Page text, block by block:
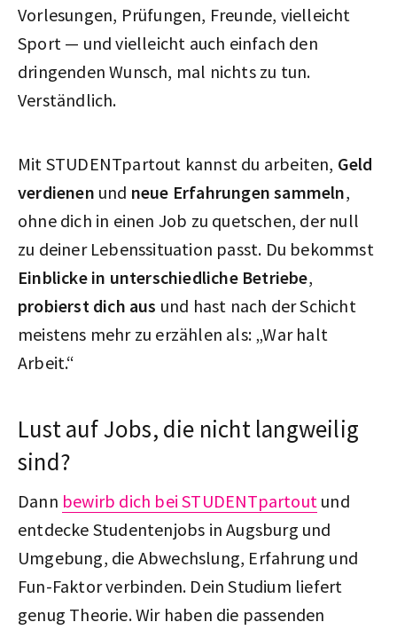
Vorlesungen, Prüfungen, Freunde, vielleicht
Sport — und vielleicht auch einfach den
dringenden Wunsch, mal nichts zu tun.
Verständlich.
Mit STUDENTpartout kannst du arbeiten, Geld
verdienen und neue Erfahrungen sammeln,
ohne dich in einen Job zu quetschen, der null
zu deiner Lebenssituation passt. Du bekommst
Einblicke in unterschiedliche Betriebe,
probierst dich aus und hast nach der Schicht
meistens mehr zu erzählen als: „War halt
Arbeit.“
Lust auf Jobs, die nicht langweilig
sind?
Dann bewirb dich bei STUDENTpartout und
entdecke Studentenjobs in Augsburg und
Umgebung, die Abwechslung, Erfahrung und
Fun-Faktor verbinden. Dein Studium liefert
genug Theorie. Wir haben die passenden